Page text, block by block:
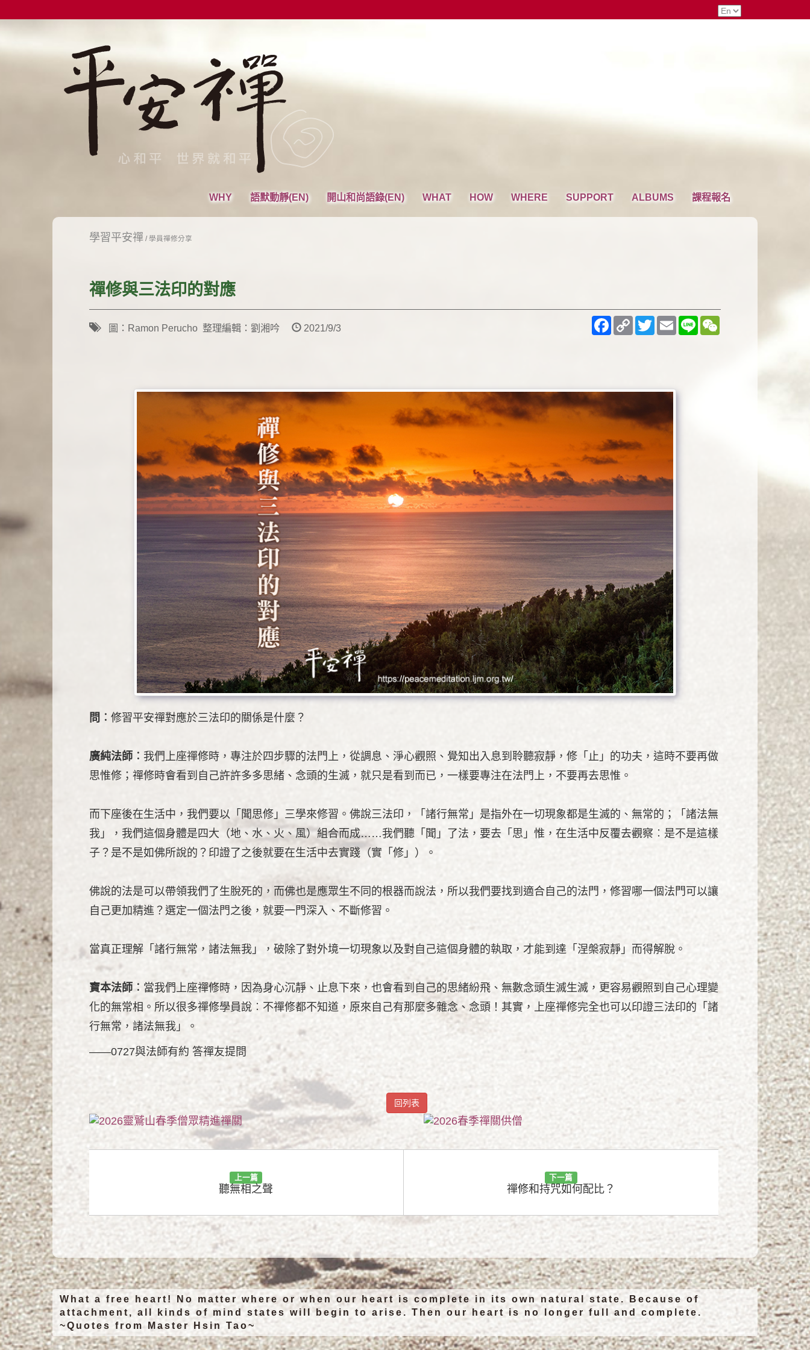
WHY 語默動靜(EN) 開山和尚語錄(EN) WHAT HOW WHERE SUPPORT ALBUMS 課程報名
學習平安禪/學員禪修分享
禪修與三法印的對應
圖：Ramon Perucho 整理編輯：劉湘吟 2021/9/3
Facebook
Copy
Link
TwitterEmailLine
問︰ 修習平安禪對應於三法印的關係是什麼？
廣純法師︰ 我們上座禪修時，專注於四步驟的法門上，從調息、淨心觀照、覺知出入息到聆聽寂靜，修「止」的功夫，這時不要再做
思惟修；禪修時會看到自己許許多多思緒、念頭的生滅，就只是看到而已，一樣要專注在法門上，不要再去思惟。
而下座後在生活中，我們要以「聞思修」三學來修習。佛說三法印，「諸行無常」是指外在一切現象都是生滅的、無常的；「諸法無
我」，我們這個身體是四大（地、水、火、風）組合而成……我們聽「聞」了法，要去「思」惟，在生活中反覆去觀察︰是不是這樣
子？是不是如佛所說的？印證了之後就要在生活中去實踐（實「修」）。
佛說的法是可以帶領我們了生脫死的，而佛也是應眾生不同的根器而說法，所以我們要找到適合自己的法門，修習哪一個法門可以讓
自己更加精進？選定一個法門之後，就要一門深入、不斷修習。
當真正理解「諸行無常，諸法無我」，破除了對外境一切現象以及對自己這個身體的執取，才能到達「涅槃寂靜」而得解脫。
寶本法師︰ 當我們上座禪修時，因為身心沉靜、止息下來，也會看到自己的思緒紛飛、無數念頭生滅生滅，更容易觀照到自己心理變
化的無常相。所以很多禪修學員說︰不禪修都不知道，原來自己有那麼多雜念、念頭！其實，上座禪修完全也可以印證三法印的「諸
行無常，諸法無我」。
——0727與法師有約 答禪友提問
回列表
上一篇
聽無相之聲
下一篇
禪修和持咒如何配比？
What a free heart! No matter where or when our heart is complete in its own natural state. Because of
attachment, all kinds of mind states will begin to arise. Then our heart is no longer full and complete.
~Quotes from Master Hsin Tao~